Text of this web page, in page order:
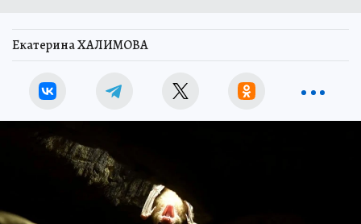
Екатерина ХАЛИМОВА